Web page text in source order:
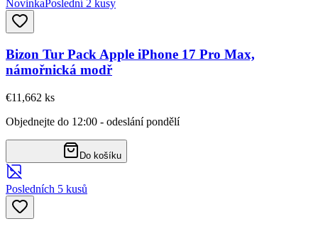
NovinkaPoslední 2 kusy
Bizon Tur Pack Apple iPhone 17 Pro Max,
námořnická modř
€11,662 ks
Objednejte do 12:00 - odeslání pondělí
Do košíku
Posledních 5 kusů